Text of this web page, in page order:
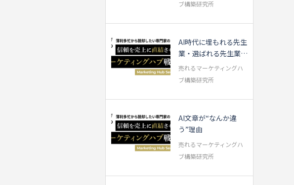
ブ構築研究所
AI時代に埋もれる先生
業・選ばれる先生業の
違いとは？
売れるマーケティングハ
ブ構築研究所
AI文章が“なんか違
う”理由
売れるマーケティングハ
ブ構築研究所